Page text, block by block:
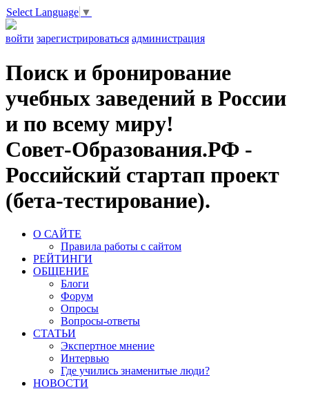
Select Language ▼
войти зарегистрироваться администрация
Поиск и бронирование
учебных заведений в России
и по всему миру!
Совет-Образования.РФ -
Российский стартап проект
(бета-тестирование).
О САЙТЕ
Правила работы с сайтом
РЕЙТИНГИ
ОБЩЕНИЕ
Блоги
Форум
Опросы
Вопросы-ответы
СТАТЬИ
Экспертное мнение
Интервью
Где учились знаменитые люди?
НОВОСТИ